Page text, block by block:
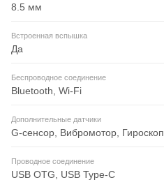
8.5 мм
Встроенная вспышка
Да
Беспроводное соединение
Bluetooth, Wi-Fi
Дополнительные датчики
G-сенсор, Вибромотор, Гироскоп
Проводное соединение
USB OTG, USB Type-C